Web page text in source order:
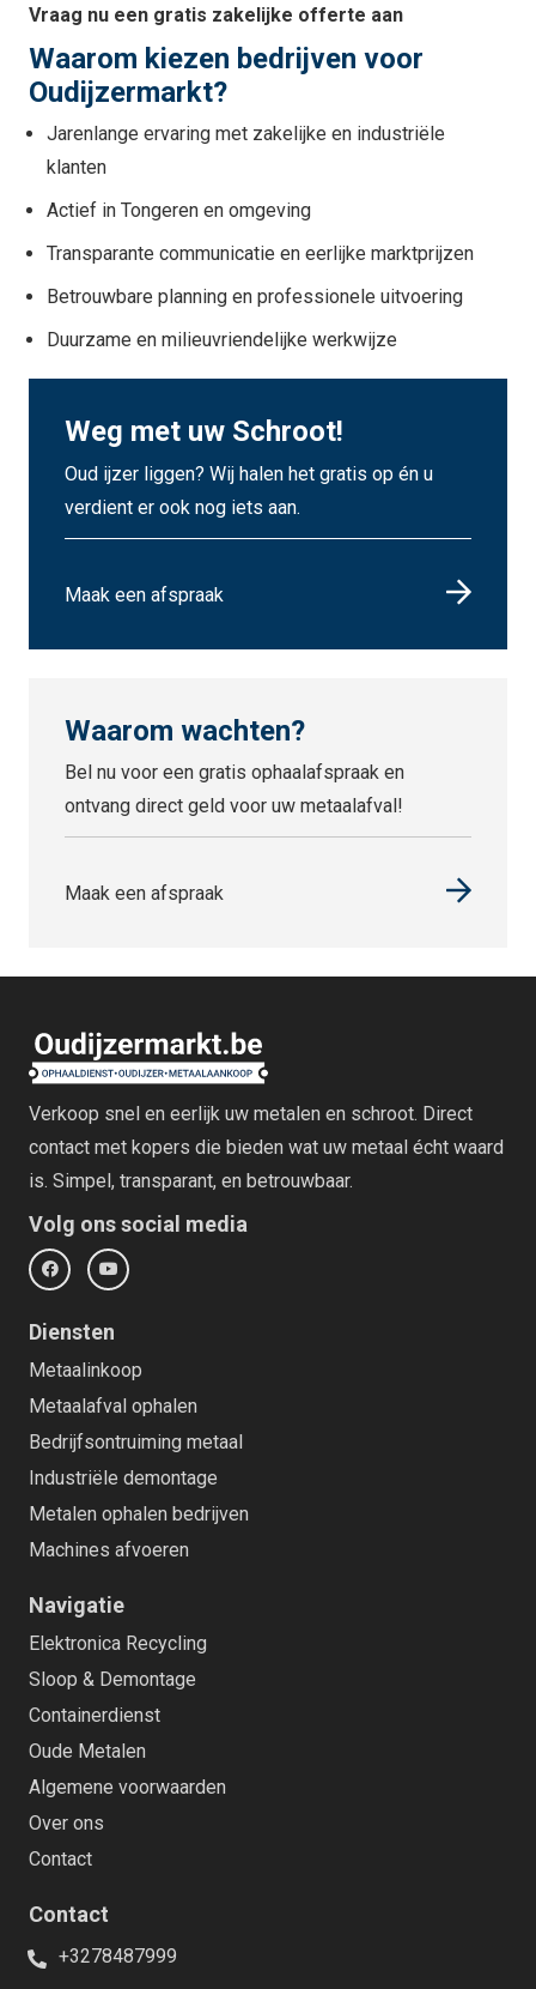
Vraag nu een gratis zakelijke offerte aan
Waarom kiezen bedrijven voor
Oudijzermarkt?
Jarenlange ervaring met zakelijke en industriële
klanten
Actief in Tongeren en omgeving
Transparante communicatie en eerlijke marktprijzen
Betrouwbare planning en professionele uitvoering
Duurzame en milieuvriendelijke werkwijze
Weg met uw Schroot!
Oud ijzer liggen? Wij halen het gratis op én u
verdient er ook nog iets aan.
Maak een afspraak
Waarom wachten?
Bel nu voor een gratis ophaalafspraak en
ontvang direct geld voor uw metaalafval!
Maak een afspraak
Verkoop snel en eerlijk uw metalen en schroot. Direct
contact met kopers die bieden wat uw metaal écht waard
is. Simpel, transparant, en betrouwbaar.
Volg ons social media
Diensten
Metaalinkoop
Metaalafval ophalen
Bedrijfsontruiming metaal
Industriële demontage
Metalen ophalen bedrijven
Machines afvoeren
Navigatie
Elektronica Recycling
Sloop & Demontage
Containerdienst
Oude Metalen
Algemene voorwaarden
Over ons
Contact
Contact
+3278487999